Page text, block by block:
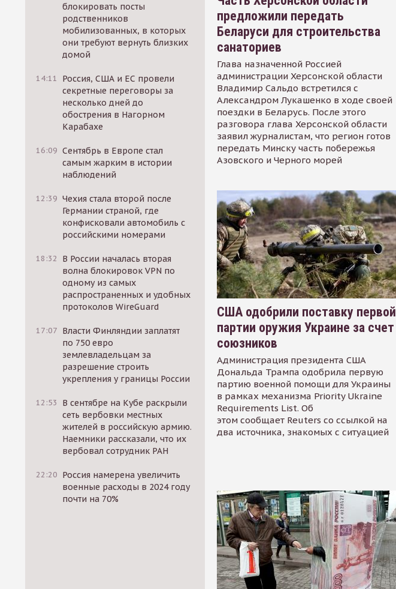
блокировать посты
родственников
мобилизованных, в которых
они требуют вернуть близких
домой
14:11
Россия, США и ЕС провели
секретные переговоры за
несколько дней до
обострения в Нагорном
Карабахе
16:09 Сентябрь в Европе стал
самым жарким в истории
наблюдений
12:39 Чехия стала второй после
Германии страной, где
конфисковали автомобиль с
российскими номерами
18:32
В России началась вторая
волна блокировок VPN по
одному из самых
распространенных и удобных
протоколов WireGuard
17:07 Власти Финляндии заплатят
по 750 евро
землевладельцам за
разрешение строить
укрепления у границы России
12:53
В сентябре на Кубе раскрыли
сеть вербовки местных
жителей в российскую армию.
Наемники рассказали, что их
вербовал сотрудник РАН
22:20 Россия намерена увеличить
военные расходы в 2024 году
почти на 70%
предложили передать
Беларуси для строительства
санаториев
Глава назначенной Россией
администрации Херсонской области
Владимир Сальдо встретился с
Александром Лукашенко в ходе своей
поездки в Беларусь. После этого
разговора глава Херсонской области
заявил журналистам, что регион готов
передать Минску часть побережья
Азовского и Черного морей
США одобрили поставку первой
партии оружия Украине за счет
союзников
Администрация президента США
Дональда Трампа одобрила первую
партию военной помощи для Украины
в рамках механизма Priority Ukraine
Requirements List. Об
этом сообщает Reuters со ссылкой на
два источника, знакомых с ситуацией